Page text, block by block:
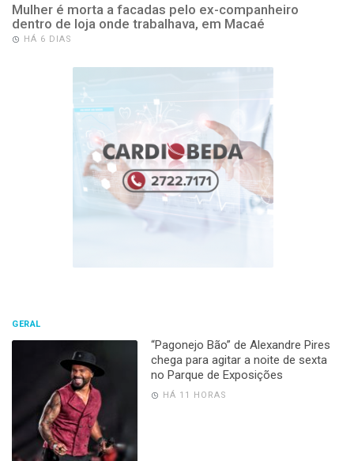
Mulher é morta a facadas pelo ex-companheiro
dentro de loja onde trabalhava, em Macaé
HÁ 6 DIAS
GERAL
“Pagonejo Bão” de Alexandre Pires
chega para agitar a noite de sexta
no Parque de Exposições
HÁ 11 HORAS